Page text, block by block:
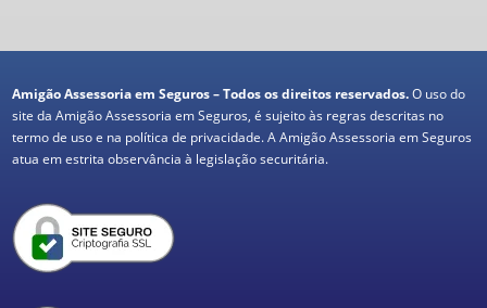
Amigão Assessoria em Seguros – Todos os direitos reservados.O uso do
site da Amigão Assessoria em Seguros, é sujeito às regras descritas no
termo de uso e na política de privacidade. A Amigão Assessoria em Seguros
atua em estrita observância à legislação securitária.